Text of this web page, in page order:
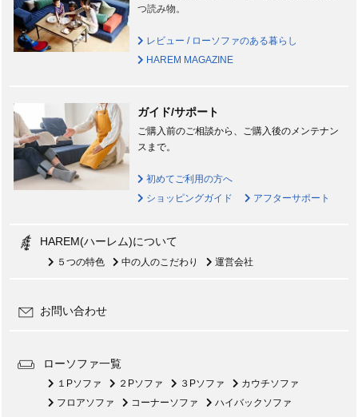
つ読み物。
レビュー / ローソファのある暮らし
HAREM MAGAZINE
ガイド/サポート
ご購入前のご相談から、ご購入後のメンテナン
スまで。
初めてご利用の方へ
ショッピングガイド
アフターサポート
HAREM(ハーレム)について
５つの特色 中の人のこだわり 運営会社
お問い合わせ
ローソファ一覧
１Pソファ ２Pソファ ３Pソファ
カウチソファ
フロアソファ
コーナーソファ ハイバックソファ